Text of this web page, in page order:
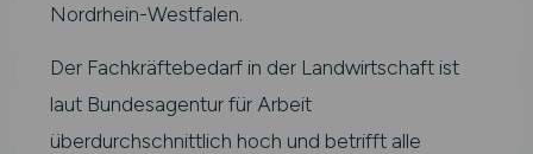
Nordrhein-Westfalen.
Der Fachkräftebedarf in der Landwirtschaft ist
laut Bundesagentur für Arbeit
überdurchschnittlich hoch und betrifft alle